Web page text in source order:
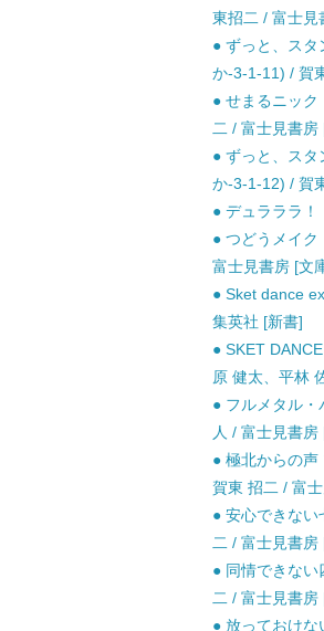
東招二 / 富士見
● ずっと、ス
か-3-1-11) / 賀
● せまるニッ
二 / 富士見書房
● ずっと、ス
か-3-1-12) / 賀
● デュラララ！
● つどうメイ
富士見書房 [文
● Sket dance
集英社 [新書]
● SKET
原 健太、平林
● フルメタル
人 / 富士見書房
● 極北からの
賀東 招二 / 富
● 安心できな
二 / 富士見書房
● 同情できな
二 / 富士見書房
● 放っておけ